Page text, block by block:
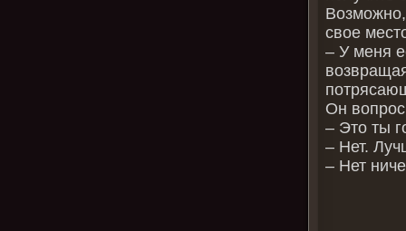
Возможно,
свое
– У меня
Он
– Это ты
– Нет.
– Нет